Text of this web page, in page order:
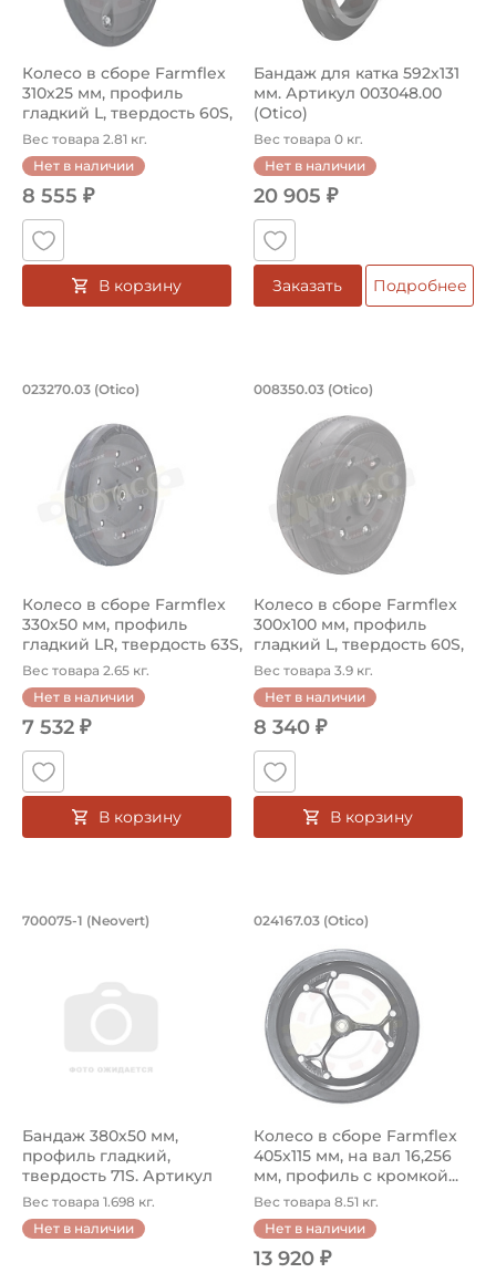
Колесо в сборе Farmflex
310х25 мм, профиль
гладкий L, твердость 60S,
ди...
Вес товара 2.81 кг.
Нет в наличии
8 555 ₽
В корзину
Бандаж для катка 592х131
мм. Артикул 003048.00
(Otico)
Вес товара 0 кг.
Нет в наличии
20 905 ₽
Заказать Подробнее
Колесо в сборе Farmflex 330х50 мм,
023270.03 (Otico)
Колесо в сборе Farmflex
330х50 мм, профиль
гладкий LR, твердость 63S,
д...
Вес товара 2.65 кг.
Нет в наличии
7 532 ₽
В корзину
Колесо в сборе
008350.03 (Otico)
Колесо в сборе Farmflex
300х100 мм, профиль
гладкий L, твердость 60S,
д...
Вес товара 3.9 кг.
Нет в наличии
8 340 ₽
В корзину
Бандаж 380х50 мм, профиль гладкий,
700075-1 (Neovert)
Бандаж 380х50 мм,
профиль гладкий,
твердость 71S. Артикул
700075-1 (Neo...
Вес товара 1.698 кг.
Нет в наличии
Колесо в сборе
024167.03 (Otico)
Колесо в сборе Farmflex
405x115 мм, на вал 16,256
мм, профиль с кромкой...
Вес товара 8.51 кг.
Нет в наличии
13 920 ₽